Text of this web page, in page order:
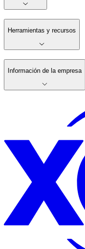
Herramientas y recursos
Información de la empresa